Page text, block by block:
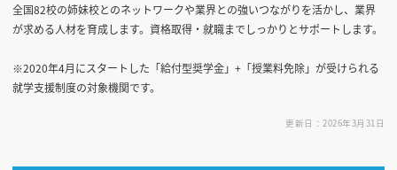
全国82校の姉妹校とのネットワークや業界との強いつながりを活かし、業界
が求める人材を育成します。資格取得・就職までしっかりとサポートします。
※2020年4月にスタートした「給付型奨学金」+「授業料免除」が受けられる
就学支援制度の対象機関です。
更新日：2026年3月31日